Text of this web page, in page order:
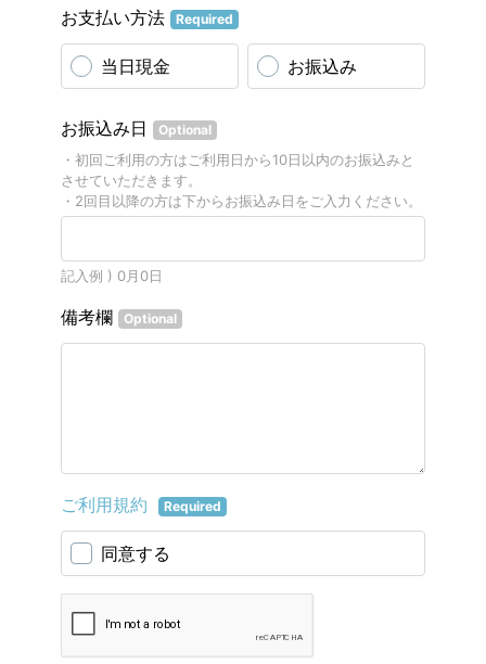
お支払い方法 Required
当日現金 お振込み
お振込み日 Optional
・初回ご利用の方はご利用日から10日以内のお振込みと
させていただきます。
・2回目以降の方は下からお振込み日をご入力ください。
記入例 ) 0月0日
備考欄 Optional
ご利用規約 Required
同意する